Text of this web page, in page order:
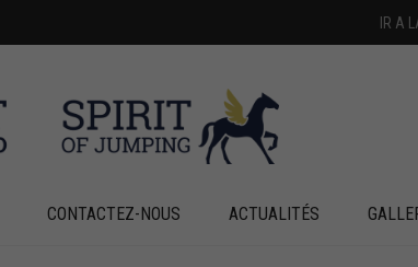
IR A
CONTACTEZ-NOUS ACTUALITÉS